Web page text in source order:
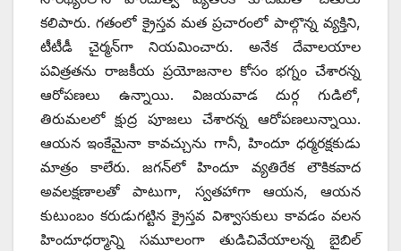
కలిపారు. గతంలో క్రైస్తవ మత ప్రచారంలో పాల్గొన్న వ్యక్తిని,
టీటీడీ చైర్మన్‌గా నియమించారు. అనేక దేవాలయాల
పవిత్రతను రాజకీయ ప్రయోజనాల కోసం భగ్నం చేశారన్న
ఆరోపణలు ఉన్నాయి. విజయవాడ దుర్గ గుడిలో,
తిరుమలలో క్షుద్ర పూజలు చేశారన్న ఆరోపణలున్నాయి.
ఆయన ఇంకేమైనా కావచ్చును గానీ, హిందూ ధర్మరక్షకుడు
మాత్రం కాలేరు. జగన్‌లో హిందూ వ్యతిరేక లౌకికవాద
అవలక్షణాలతో పాటుగా, స్వతహాగా ఆయన, ఆయన
కుటుంబం కరుడుగట్టిన క్రైస్తవ విశ్వాసకులు కావడం వలన
హిందూధర్మాన్ని సమూలంగా తుడిచివేయాలన్న బైబిల్‌